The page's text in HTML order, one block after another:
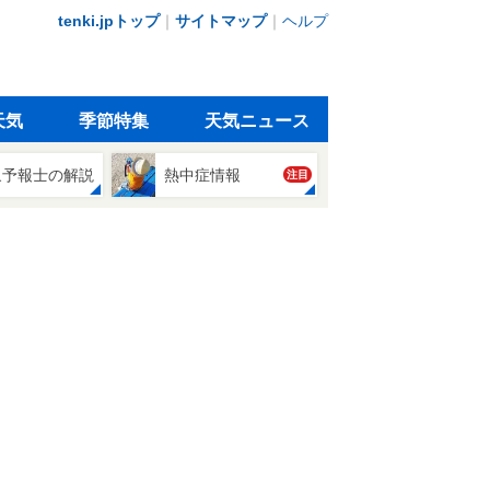
tenki.jpトップ｜ サイトマップ｜ ヘルプ
気 季節特集 天気ニュース
報士の解説 熱中症情報 注目